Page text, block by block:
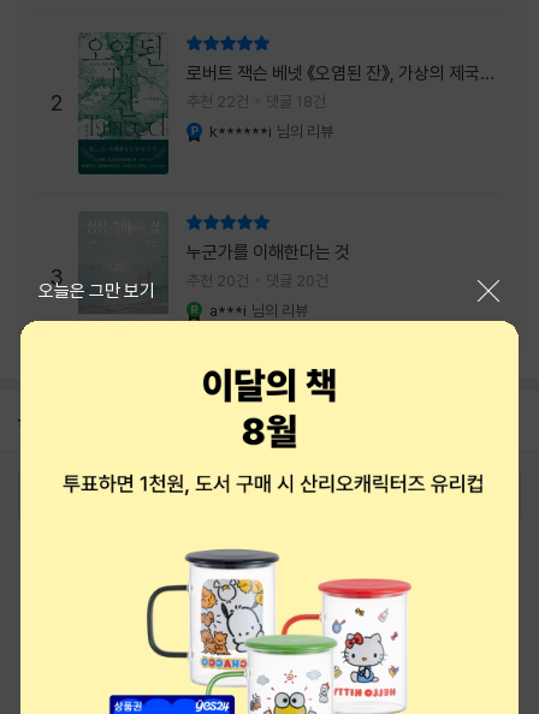
2
로버트 잭슨 베넷 《오염된 잔》, 가상의 제국이
주는 실감과 미스터리 사건의 치밀함이 이루어
내는 최상의 시너지...
추천 22건 댓글 18건
k******i 님의 리뷰
3
누군가를 이해한다는 것
추천 20건 댓글 20건
a***i 님의 리뷰
공지 8월 상품권+쿠폰+결제+추천 혜택모음
2026-08-01
오늘은 그만 보기
로그인 최근 본 상품 주문/배송
티켓 1544-6399
eBook 1:1문의/채팅상담
예스이십사(주) 사업자 정보
이용약관
개인정보처리방침
청소년보호정책
PC버전
회사소개
거래처관계자께
도서홍보
광고